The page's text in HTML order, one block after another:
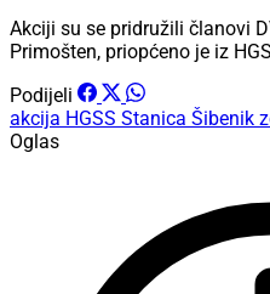
Akciji su se pridružili članovi
Primošten, priopćeno je iz
Podijeli
akcija HGSS Stanica Šibenik
Oglas